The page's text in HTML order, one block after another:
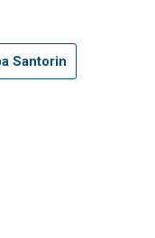
Santorin